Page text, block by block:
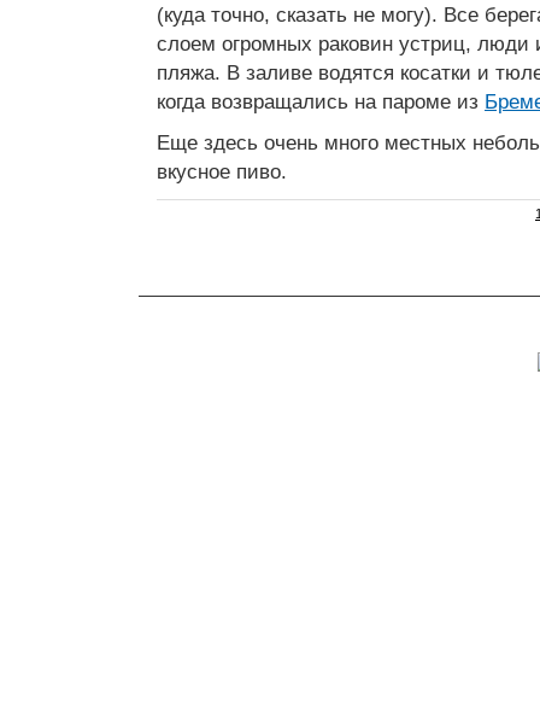
(куда точно, сказать не могу). Все
слоем огромных раковин устриц, люди
пляжа. В заливе водятся косатки и
когда возвращались на пароме из
Еще здесь очень много местных
вкусное пиво.